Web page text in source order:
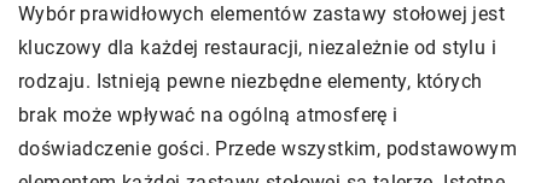
Wybór prawidłowych elementów zastawy stołowej jest
kluczowy dla każdej restauracji, niezależnie od stylu i
rodzaju. Istnieją pewne niezbędne elementy, których
brak może wpływać na ogólną atmosferę i
doświadczenie gości. Przede wszystkim, podstawowym